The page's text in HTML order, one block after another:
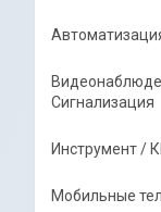
Сигнализация
Инструмент /
Мобильные